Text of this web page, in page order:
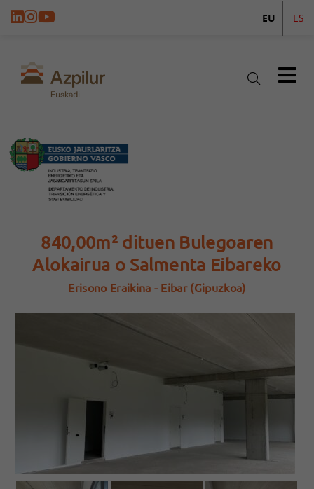
EU ES
840,00m² dituen Bulegoaren
Alokairua o Salmenta Eibareko
Erisono Eraikina - Eibar (Gipuzkoa)